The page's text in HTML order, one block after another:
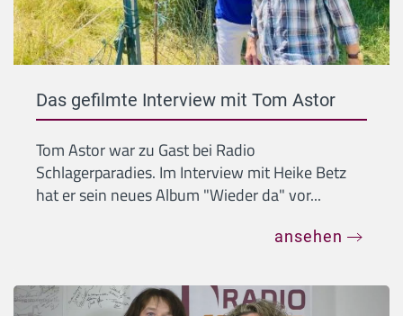
Das gefilmte Interview mit Tom Astor
Tom Astor war zu Gast bei Radio
Schlagerparadies. Im Interview mit Heike Betz
hat er sein neues Album "Wieder da" vor...
ansehen